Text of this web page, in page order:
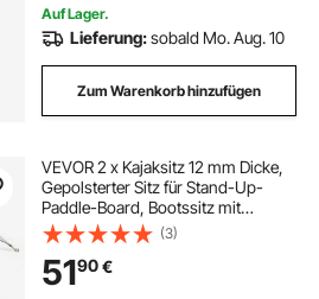
Auf Lager.
Lieferung:sobald Mo. Aug. 10
Zum Warenkorb hinzufügen
VEVOR 2 x Kajaksitz 12 mm Dicke,
Gepolsterter Sitz für Stand-Up-
Paddle-Board, Bootssitz mit
Rückenlehne &
Aufbewahrungstasche &
Verstellbaren Gurten für SUP Kanu
Angelboot Aufblasbares Kajak
(3)
5190€